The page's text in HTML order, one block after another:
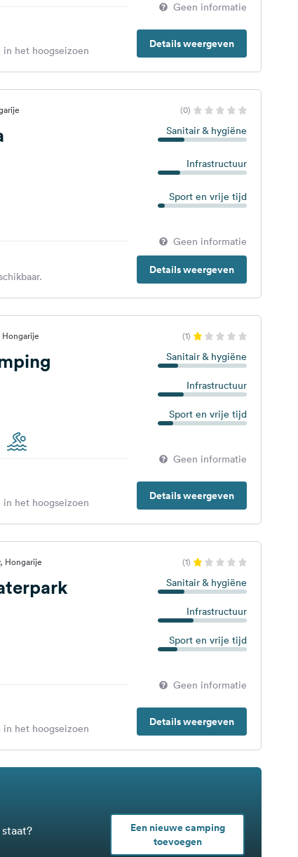
Geen informatie
Details weergeven
in het hoogseizoen
(0)
Sanitair & hygiëne
Infrastructuur
Sport en vrije tijd
Geen informatie
Details weergeven
(1)
Sanitair & hygiëne
Infrastructuur
Sport en vrije tijd
Geen informatie
Details weergeven
in het hoogseizoen
Hongarije (1)
Sanitair & hygiëne
Infrastructuur
Sport en vrije tijd
Geen informatie
Details weergeven
in het hoogseizoen
Een nieuwe camping
toevoegen